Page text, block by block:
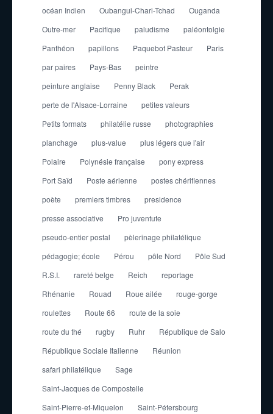
océan Indien Oubangui-Chari-Tchad
Ouganda
Outre-mer
Pacifique paludisme
paléontolgie
Panthéon
papillons Paquebot Pasteur
Paris
par paires
Pays-Bas
peintre
peinture anglaise
Penny Black
Perak
perte de l'Alsace-Lorraine
petites valeurs
Petits formats
philatélie russe
photographies
planchage
plus-value
plus légers que l'air
Polaire
Polynésie française
pony express
Port Saïd
Poste aérienne
postes chérifiennes
poète
premiers timbres
presidence
presse associative
Pro juventute
pseudo-entier postal
pèlerinage philatélique
pédagogie; école
Pérou pôle Nord
Pôle Sud
R.S.I.
rareté belge Reich
reportage
Rhénanie
Rouad Roue ailée
rouge-gorge
roulettes
Route 66
route de la soie
route du thé
rugby Ruhr
République de Salo
République Sociale Italienne
Réunion
safari philatélique
Sage
Saint-Jacques de Compostelle
Saint-Pierre-et-Miquelon
Saint-Pétersbourg